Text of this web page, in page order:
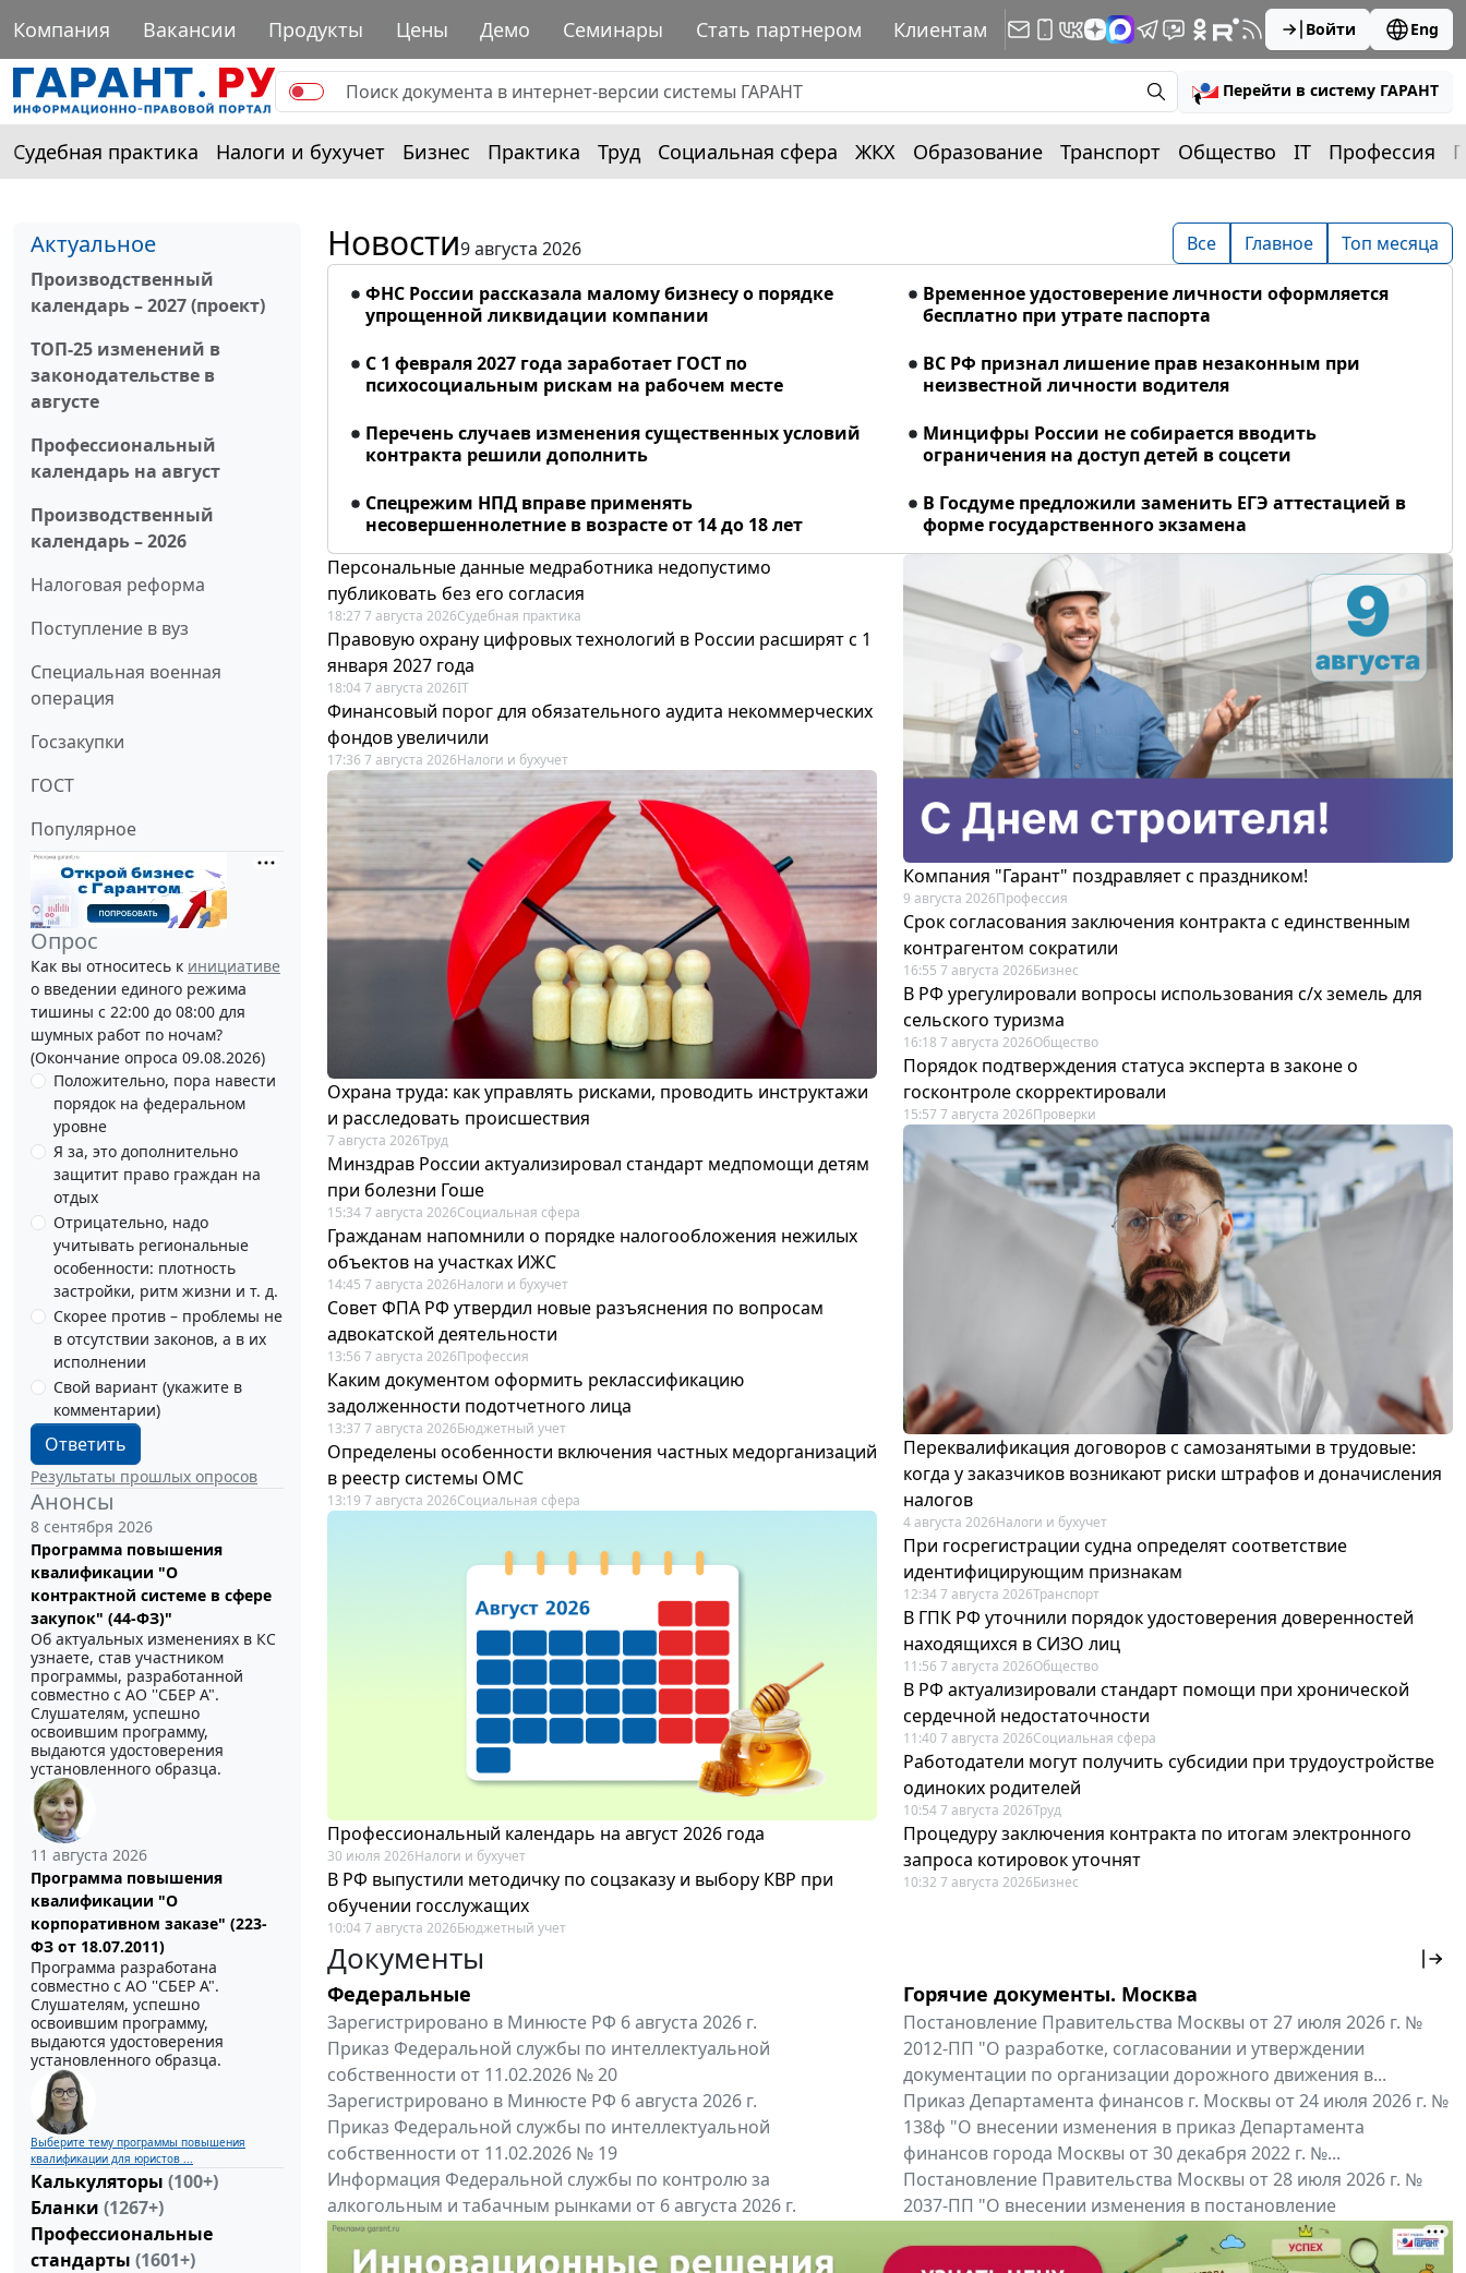
Компания Вакансии Продукты Цены Демо Семинары Стать партнером Клиентам Войти Eng
Перейти в систему ГАРАНТ
Судебная практика Налоги и бухучет Бизнес Практика Труд Социальная сфера ЖКХ Образование Транспорт Общество IT Профессия
Актуальное
Производственный
календарь – 2027 (проект)
ТОП-25 изменений в
законодательстве в
августе
Профессиональный
календарь на август
Производственный
календарь – 2026
Налоговая реформа
Поступление в вуз
Специальная военная
операция
Госзакупки
ГОСТ
Популярное
Опрос
Как вы относитесь к инициативе
о введении единого режима
тишины с 22:00 до 08:00 для
шумных работ по ночам?
(Окончание опроса 09.08.2026)
Положительно, пора навести
порядок на федеральном
уровне
Я за, это дополнительно
защитит право граждан на
отдых
Отрицательно, надо
учитывать региональные
особенности: плотность
застройки, ритм жизни и т. д.
Скорее против – проблемы не
в отсутствии законов, а в их
исполнении
Свой вариант (укажите в
комментарии)
Ответить
Результаты прошлых опросов
Анонсы
8 сентября 2026
Программа повышения
квалификации "О
контрактной системе в сфере
закупок" (44-ФЗ)"
Об актуальных изменениях в КС
узнаете, став участником
программы, разработанной
совместно с АО ''СБЕР А".
Слушателям, успешно
освоившим программу,
выдаются удостоверения
установленного образца.
11 августа 2026
Программа повышения
квалификации "О
корпоративном заказе" (223-
ФЗ от 18.07.2011)
Программа разработана
совместно с АО ''СБЕР А".
Слушателям, успешно
освоившим программу,
выдаются удостоверения
установленного образца.
Выберите тему программы повышения
квалификации для юристов ...
Калькуляторы (100+)
Бланки (1267+)
Профессиональные
стандарты (1601+)
Новости9 августа 2026 Все Главное Топ месяца
ФНС России рассказала малому бизнесу о порядке
упрощенной ликвидации компании
Временное удостоверение личности оформляется
бесплатно при утрате паспорта
С 1 февраля 2027 года заработает ГОСТ по
психосоциальным рискам на рабочем месте
ВС РФ признал лишение прав незаконным при
неизвестной личности водителя
Перечень случаев изменения существенных условий
контракта решили дополнить
Минцифры России не собирается вводить
ограничения на доступ детей в соцсети
Спецрежим НПД вправе применять
несовершеннолетние в возрасте от 14 до 18 лет
В Госдуме предложили заменить ЕГЭ аттестацией в
форме государственного экзамена
Персональные данные медработника недопустимо
публиковать без его согласия
18:27 7 августа 2026Судебная практика
Правовую охрану цифровых технологий в России расширят с 1
января 2027 года
18:04 7 августа 2026IT
Финансовый порог для обязательного аудита некоммерческих
фондов увеличили
17:36 7 августа 2026Налоги и бухучет
Охрана труда: как управлять рисками, проводить инструктажи
и расследовать происшествия
7 августа 2026Труд
Минздрав России актуализировал стандарт медпомощи детям
при болезни Гоше
15:34 7 августа 2026Социальная сфера
Гражданам напомнили о порядке налогообложения нежилых
объектов на участках ИЖС
14:45 7 августа 2026Налоги и бухучет
Совет ФПА РФ утвердил новые разъяснения по вопросам
адвокатской деятельности
13:56 7 августа 2026Профессия
Каким документом оформить реклассификацию
задолженности подотчетного лица
13:37 7 августа 2026Бюджетный учет
Определены особенности включения частных медорганизаций
в реестр системы ОМС
13:19 7 августа 2026Социальная сфера
Профессиональный календарь на август 2026 года
30 июля 2026Налоги и бухучет
В РФ выпустили методичку по соцзаказу и выбору КВР при
обучении госслужащих
10:04 7 августа 2026Бюджетный учет
Компания "Гарант" поздравляет с праздником!
9 августа 2026Профессия
Срок согласования заключения контракта с единственным
контрагентом сократили
16:55 7 августа 2026Бизнес
В РФ урегулировали вопросы использования с/х земель для
сельского туризма
16:18 7 августа 2026Общество
Порядок подтверждения статуса эксперта в законе о
госконтроле скорректировали
15:57 7 августа 2026Проверки
Переквалификация договоров с самозанятыми в трудовые:
когда у заказчиков возникают риски штрафов и доначисления
налогов
4 августа 2026Налоги и бухучет
При госрегистрации судна определят соответствие
идентифицирующим признакам
12:34 7 августа 2026Транспорт
В ГПК РФ уточнили порядок удостоверения доверенностей
находящихся в СИЗО лиц
11:56 7 августа 2026Общество
В РФ актуализировали стандарт помощи при хронической
сердечной недостаточности
11:40 7 августа 2026Социальная сфера
Работодатели могут получить субсидии при трудоустройстве
одиноких родителей
10:54 7 августа 2026Труд
Процедуру заключения контракта по итогам электронного
запроса котировок уточнят
10:32 7 августа 2026Бизнес
Документы
Федеральные
Зарегистрировано в Минюсте РФ 6 августа 2026 г.
Приказ Федеральной службы по интеллектуальной
собственности от 11.02.2026 № 20
Зарегистрировано в Минюсте РФ 6 августа 2026 г.
Приказ Федеральной службы по интеллектуальной
собственности от 11.02.2026 № 19
Информация Федеральной службы по контролю за
алкогольным и табачным рынками от 6 августа 2026 г.
"Вниманию производителей и импортёров алкогольной...
Все федеральные документы
Горячие документы. Москва
Постановление Правительства Москвы от 27 июля 2026 г. №
2012-ПП "О разработке, согласовании и утверждении
документации по организации дорожного движения в...
Приказ Департамента финансов г. Москвы от 24 июля 2026 г. №
138ф "О внесении изменения в приказ Департамента
финансов города Москвы от 30 декабря 2022 г. №...
Постановление Правительства Москвы от 28 июля 2026 г. №
2037-ПП "О внесении изменения в постановление
Правительства Москвы от 26 июля 2011 г. № 334-ПП"
Все региональные документы Мой регион ...